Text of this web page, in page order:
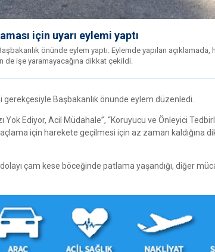
için uyarı eylemi yaptı
önünde eylem yaptı. Eylemde yapılan açıklamada,
de işe yaramayacağına dikkat çekildi.
Başbakanlık önünde eylem düzenledi.
Yok Ediyor, Acil Müdahale”, “Koruyucu ve Önleyici
için harekete geçilmesi için az zaman kaldığına
çam kese böceğinde patlama yaşandığı, diğer